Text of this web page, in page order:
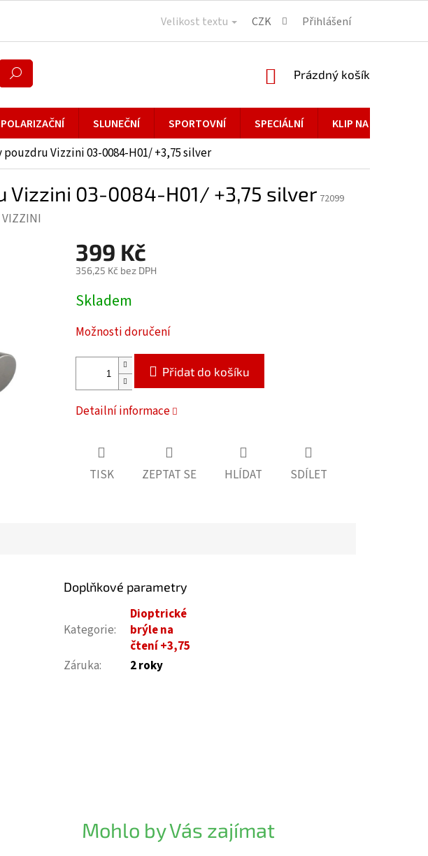
Velikost textu CZK Přihlášení
NÁKUPNÍ
Prázdný košík
POLARIZAČNÍ SLUNEČNÍ SPORTOVNÍ SPECIÁLNÍ KLIP NA BRÝLE
Vizzini 03-0084-H01/ +3,75 silver
Vizzini 03-0084-H01/ +3,75 silver 72099
VIZZINI
399 Kč
356,25 Kč bez DPH
Měrná
cena:
Skladem
Možnosti doručení
Přidat do košíku
Detailní informace
TISK ZEPTAT SE HLÍDAT SDÍLET
Doplňkové parametry
Kategorie:
Dioptrické
brýle na
čtení +3,75
Záruka: 2 roky
Mohlo by Vás zajímat